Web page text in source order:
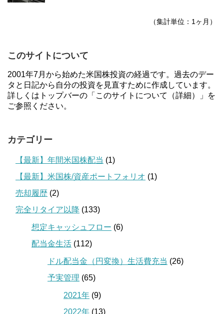
（集計単位：1ヶ月）
このサイトについて
2001年7月から始めた米国株投資の経過です。過去のデー
タと日記から自分の投資を見直すために作成しています。
詳しくはトップバーの「このサイトについて（詳細）」を
ご参照ください。
カテゴリー
【最新】年間米国株配当 (1)
【最新】米国株/資産ポートフォリオ (1)
売却履歴 (2)
完全リタイア以降 (133)
想定キャッシュフロー (6)
配当金生活 (112)
ドル配当金（円変換）生活費充当 (26)
予実管理 (65)
2021年 (9)
2022年 (13)